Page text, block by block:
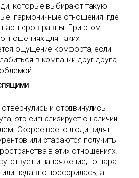
которые выбирают такую
гармоничные отношения, где
равны. При этом
для таких
ощущение комфорта, если
в компании друг друга,
и отодвинулись
это сигнализирует о наличии
Скорее всего люди видят
или стараются получить
в этих отношениях.
и напряжение, то пара
или недавно поссорилась, а